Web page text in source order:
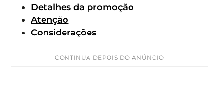
Detalhes da promoção
Atenção
Considerações
CONTINUA DEPOIS DO ANÚNCIO